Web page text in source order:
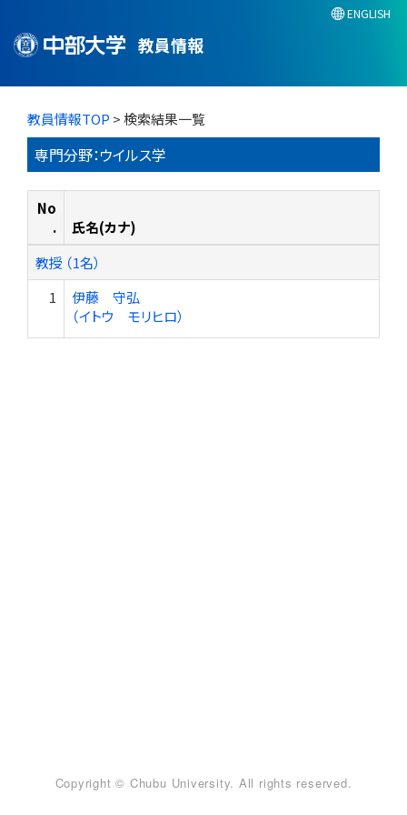
教員情報
ENGLISH
教員情報TOP > 検索結果一覧
専門分野：ウイルス学
No
.
氏名(カナ)
教授 （1名）
1
伊藤 守弘
（イトウ モリヒロ）
Copyright © Chubu University. All rights reserved.